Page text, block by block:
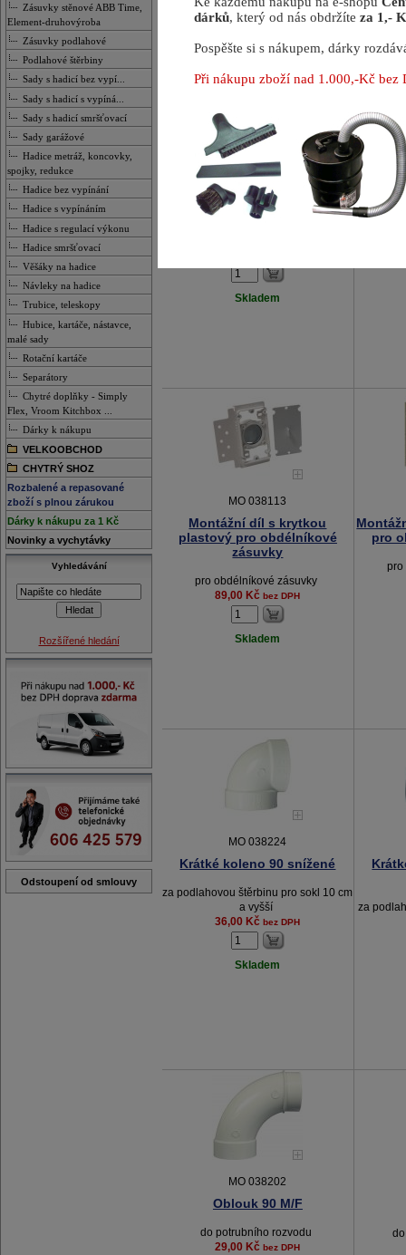
Zásuvky stěnové ABB Time,
Element-druhovýroba
Zásuvky podlahové
Podlahové štěrbiny
Sady s hadicí bez vypí...
Sady s hadicí s vypíná...
Sady s hadicí smršťovací
Sady garážové
Hadice metráž, koncovky,
spojky, redukce
Hadice bez vypínání
Hadice s vypínáním
Hadice s regulací výkonu
Hadice smršťovací
Věšáky na hadice
Návleky na hadice
Trubice, teleskopy
Hubice, kartáče, nástavce,
malé sady
Rotační kartáče
Separátory
Chytré doplňky - Simply
Flex, Vroom Kitchbox ...
Dárky k nákupu
VELKOOBCHOD
CHYTRÝ SHOZ
Rozbalené a repasované
zboží s plnou zárukou
Dárky k nákupu za 1 Kč
Novinky a vychytávky
Vyhledávání
Rozšířené hledání
Odstoupení od smlouvy
MO 038112
Montážní díl s krytkou
plastový univerzální
Skladem
MO 038113
Montážní díl s krytkou
plastový pro obdélníkové
zásuvky
pro obdélníkové zásuvky
89,00 Kč bez DPH
Skladem
Montážní
pro
pro
MO 038224
Krátké koleno 90 snížené
za podlahovou štěrbinu pro sokl 10 cm
a vyšší
36,00 Kč bez DPH
Skladem
za
MO 038202
Oblouk 90 M/F
do potrubního rozvodu
29,00 Kč bez DPH
dárků, který od nás obdržíte za 1,-
Pospěšte si s nákupem, dárky
Při nákupu zboží nad 1.000,-Kč